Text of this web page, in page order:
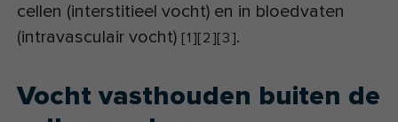
cellen (interstitieel vocht) en in bloedvaten
(intravasculair vocht) [1][2][3].
Vocht vasthouden buiten de